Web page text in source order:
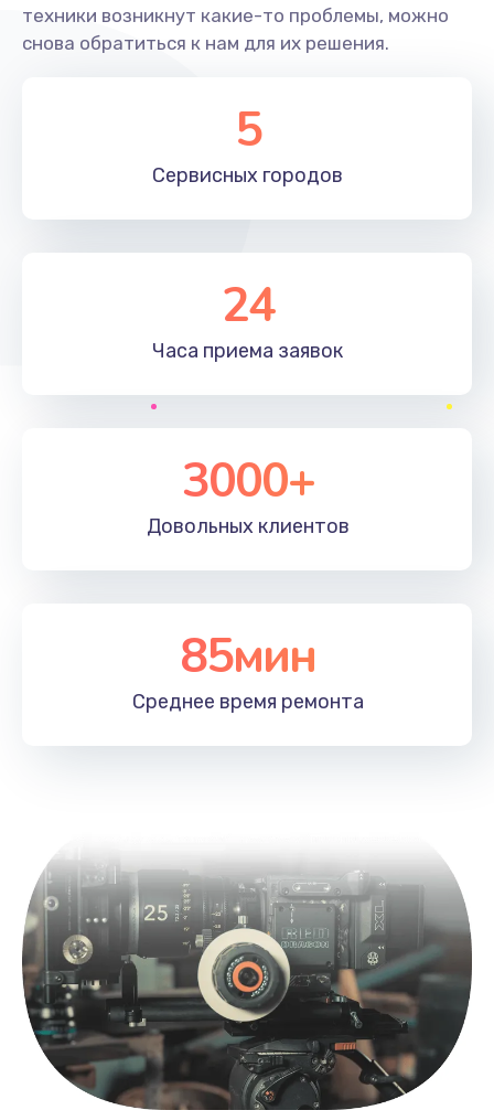
техники возникнут какие-то проблемы, можно
снова обратиться к нам для их решения.
5
Сервисных городов
24
Часа приема заявок
3000+
Довольных клиентов
85мин
Среднее время ремонта